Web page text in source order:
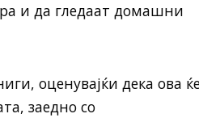
и да гледаат домашни
оценувајќи дека ова
заедно со